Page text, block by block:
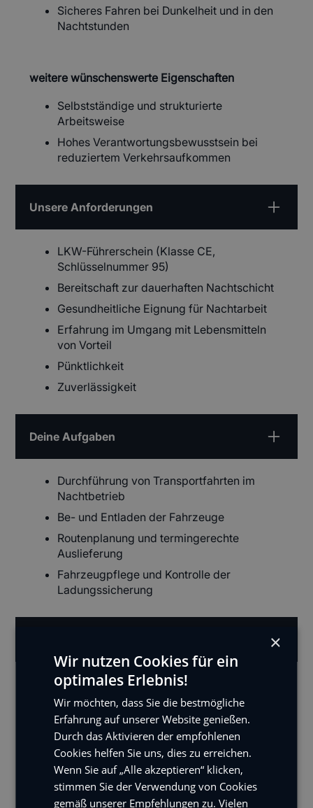
Sicheres Fahren bei Dunkelheit und in den
Nachtstunden
weitere wünschenswerte Eigenschaften
Selbstständige und strukturierte
Arbeitsweise
Hohes Verantwortungsbewusstsein bei
reduziertem Verkehrsaufkommen
Unsere Anforderungen
LKW-Führerschein (Klasse CE,
Schlüsselnummer 95)
Bereitschaft zur dauerhaften Nachtschicht
Gesundheitliche Eignung für Nachtarbeit
Erfahrung im Umgang mit Lebensmitteln
von Vorteil
Pünktlichkeit
Zuverlässigkeit
Deine Aufgaben
Durchführung von Transportfahrten im
Nachtbetrieb
Be- und Entladen der Fahrzeuge
Routenplanung und termingerechte
Auslieferung
Fahrzeugpflege und Kontrolle der
Ladungssicherung
Motivierte und talentierte Kollegen
Umfassende Förderung und Entwicklung
Spannende Karriereperspektiven
Positive und motivierende
Arbeitsumgebung
Individuelles Entfaltungspotential
Benefits
×
Wir nutzen Cookies für ein
optimales Erlebnis!
Wir möchten, dass Sie die bestmögliche
Erfahrung auf unserer Website genießen.
Durch das Aktivieren der empfohlenen
Cookies helfen Sie uns, dies zu erreichen.
Wenn Sie auf „Alle akzeptieren“ klicken,
stimmen Sie der Verwendung von Cookies
gemäß unserer Empfehlungen zu. Vielen